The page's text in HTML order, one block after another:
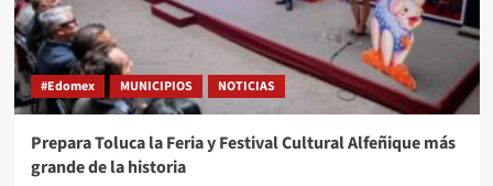
#Edomex MUNICIPIOS NOTICIAS
Prepara Toluca la Feria y Festival Cultural Alfeñique más
grande de la historia